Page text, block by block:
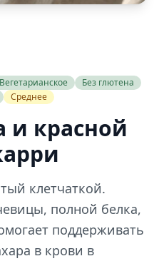
Вегетарианское
Без глютена
Среднее
и красной
клетчаткой.
полной белка,
поддерживать
в крови в